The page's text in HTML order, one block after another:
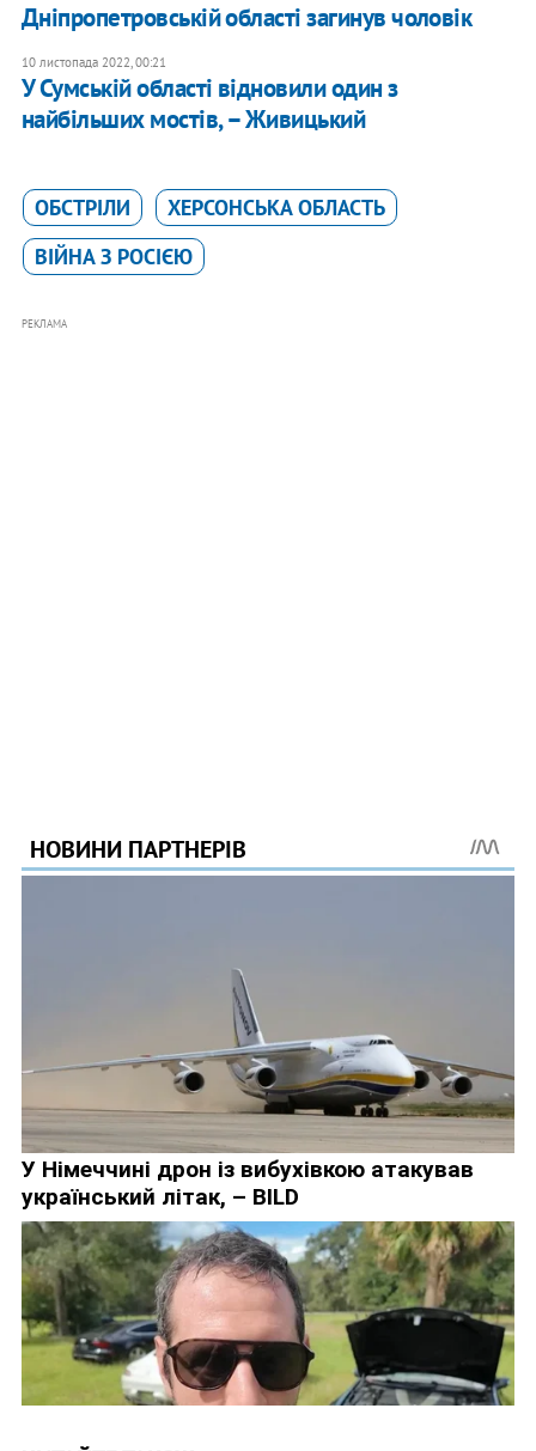
Дніпропетровській області загинув чоловік
10 листопада 2022, 00:21
У Сумській області відновили один з
найбільших мостів, – Живицький
ОБСТРІЛИ
ХЕРСОНСЬКА ОБЛАСТЬ
ВІЙНА З РОСІЄЮ
РЕКЛАМА